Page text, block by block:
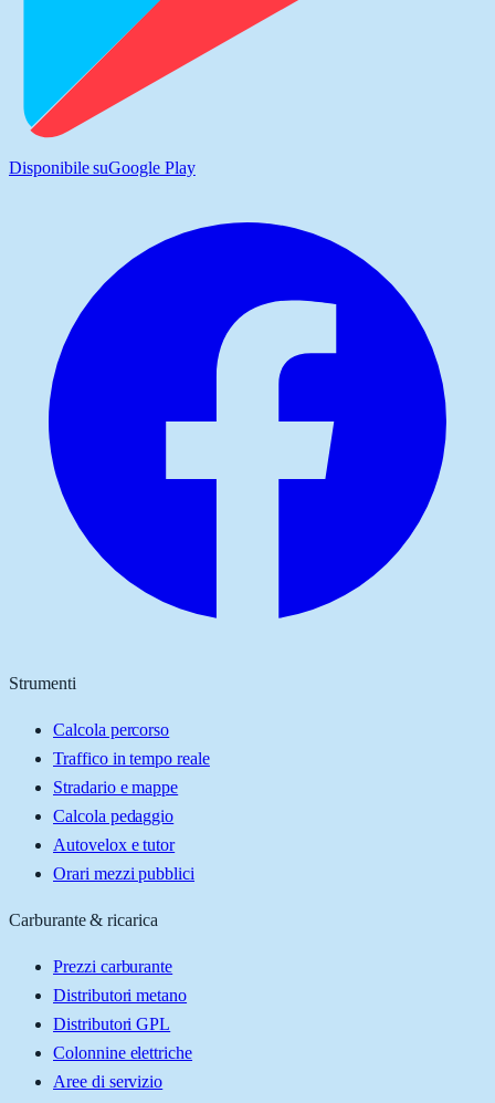
Disponibile suGoogle Play
Strumenti
Calcola percorso
Traffico in tempo reale
Stradario e mappe
Calcola pedaggio
Autovelox e tutor
Orari mezzi pubblici
Carburante & ricarica
Prezzi carburante
Distributori metano
Distributori GPL
Colonnine elettriche
Aree di servizio